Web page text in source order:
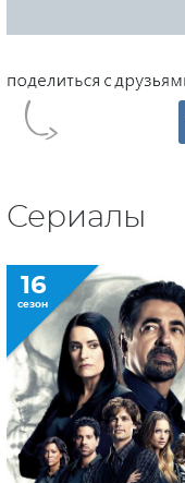
Сериалы
16
сезон